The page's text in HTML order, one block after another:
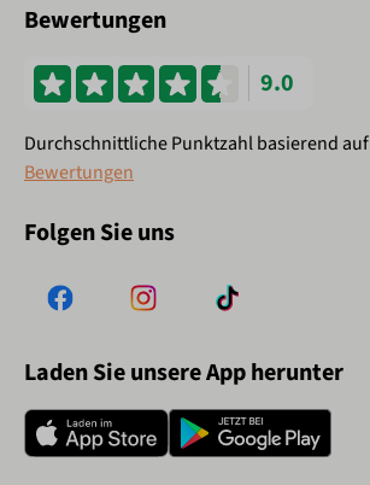
Bewertungen
9.0
Durchschnittliche Punktzahl basierend auf
Bewertungen
Folgen Sie uns
Laden Sie unsere App herunter